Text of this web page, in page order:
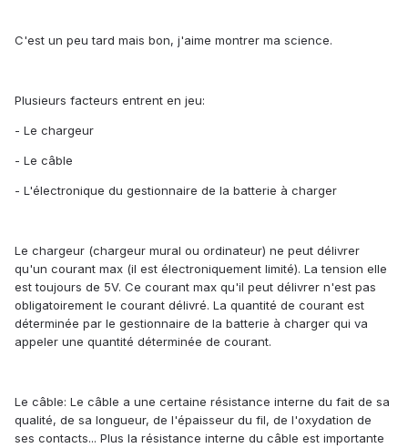
C'est un peu tard mais bon, j'aime montrer ma science.
Plusieurs facteurs entrent en jeu:
- Le chargeur
- Le câble
- L'électronique du gestionnaire de la batterie à charger
Le chargeur (chargeur mural ou ordinateur) ne peut délivrer
qu'un courant max (il est électroniquement limité). La tension elle
est toujours de 5V. Ce courant max qu'il peut délivrer n'est pas
obligatoirement le courant délivré. La quantité de courant est
déterminée par le gestionnaire de la batterie à charger qui va
appeler une quantité déterminée de courant.
Le câble: Le câble a une certaine résistance interne du fait de sa
qualité, de sa longueur, de l'épaisseur du fil, de l'oxydation de
ses contacts... Plus la résistance interne du câble est importante